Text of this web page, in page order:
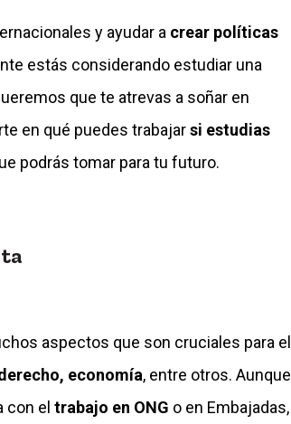
y ayudar a crear políticas
estás considerando estudiar una
que te atrevas a soñar en
en qué puedes trabajarsi estudias
podrás tomar para tu futuro.
aspectos que son cruciales para el
economía, entre otros. Aunque
el trabajo en ONG o en Embajadas,